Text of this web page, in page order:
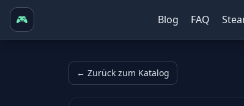
🎮 Blog FAQ
← Zurück zum Katalog